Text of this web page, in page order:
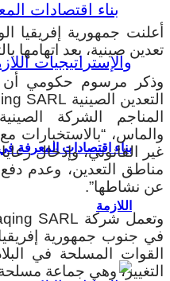
بناء اقتصادات المعرفة
اللازمة
أعلنت جمهورية
تعدين صينية، بعد اتهامها
وذكر مرسوم حكومي أن
المناجم الشركة
والماس، “بالاستخبارات
غير القانوني، وإدخال
مناطق التعدين، وعدم
عن نشاطها”.
في جنوب جمهورية
القوات المسلحة في
التغيير، وهي جماعة